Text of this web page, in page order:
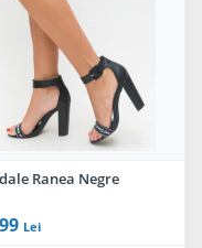
Ranea Negre
Lei